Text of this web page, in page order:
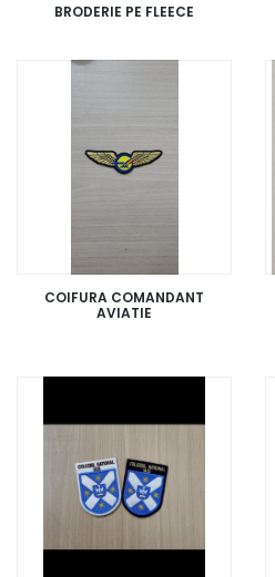
BRODERIE PE FLEECE
COIFURA COMANDANT
AVIATIE